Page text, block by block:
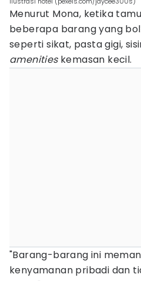
Menurut Mona, ketika
beberapa barang yang
seperti sikat, pasta gigi,
amenitieskemasan kecil.
"Barang-barang ini
kenyamanan pribadi dan